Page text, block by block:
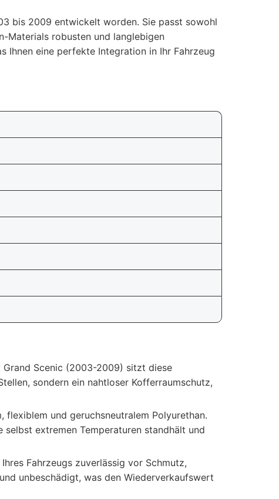
bis 2009 entwickelt worden. Sie passt sowohl
Materials robusten und langlebigen
Ihnen eine perfekte Integration in Ihr Fahrzeug
Grand Scenic (2003-2009) sitzt diese
sondern ein nahtloser Kofferraumschutz,
flexiblem und geruchsneutralem Polyurethan.
extremen Temperaturen standhält und
Fahrzeugs zuverlässig vor Schmutz,
unbeschädigt, was den Wiederverkaufswert